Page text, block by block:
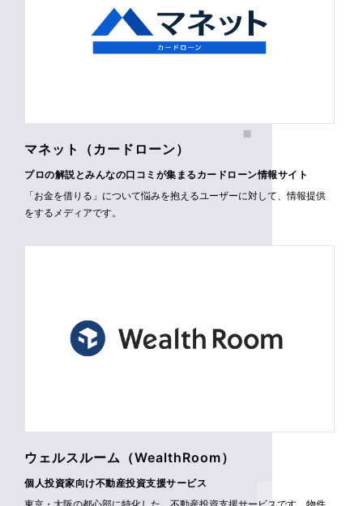
マネット（カードローン）
プロの解説とみんなの口コミが集まるカードローン情報サイト
「お金を借りる」について悩みを抱えるユーザーに対して、情報提供
をするメディアです。
ウェルスルーム（WealthRoom）
個人投資家向け不動産投資支援サービス